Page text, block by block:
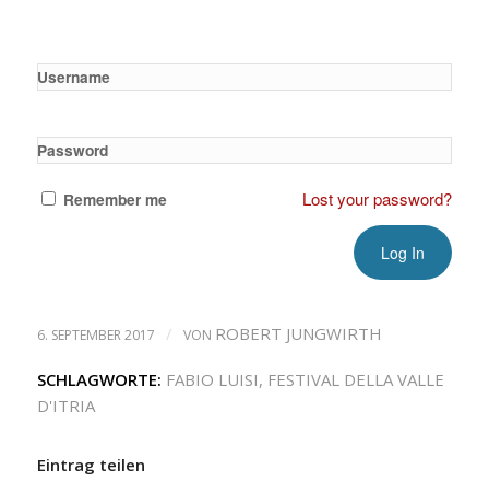
Username
Password
Remember me Lost your password?
6. SEPTEMBER 2017 / VON ROBERT JUNGWIRTH
SCHLAGWORTE: FABIO LUISI, FESTIVAL DELLA VALLE
D'ITRIA
Eintrag teilen